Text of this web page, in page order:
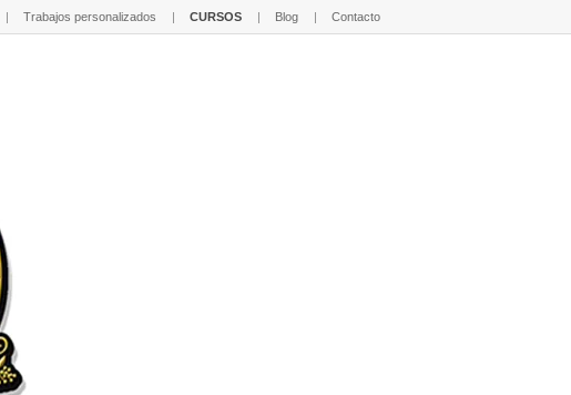
Trabajos personalizados CURSOS Blog Contacto